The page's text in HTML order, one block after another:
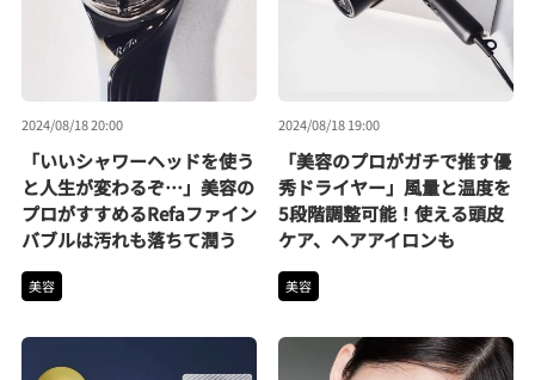
2024/08/18 20:00
「いいシャワーヘッドを使う
と人生が変わるぞ…」美容の
プロがすすめるRefaファイン
バブルは汚れも落ちて潤う
美容
2024/08/18 19:00
「美容のプロがガチで推す優
秀ドライヤー」風量と温度を
5段階調整可能！使える頭皮
ケア、ヘアアイロンも
美容